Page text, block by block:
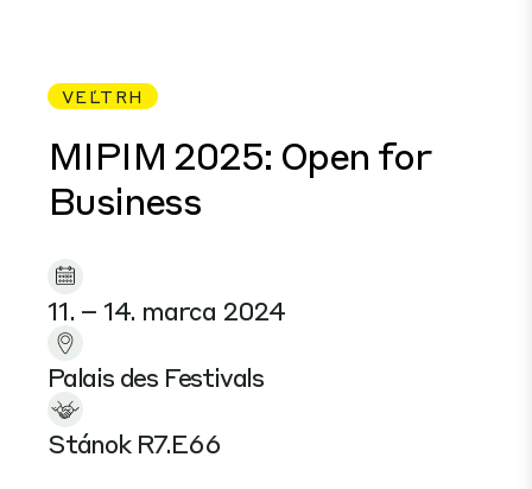
VEĽTRH
MIPIM 2025: Open for
Business
11. – 14. marca 2024
Palais des Festivals
Stánok R7.E66